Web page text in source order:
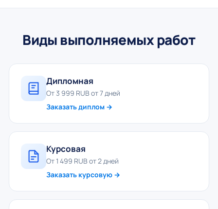
Виды выполняемых работ
Дипломная
От 3 999 RUB от 7 дней
Заказать диплом →
Курсовая
От 1 499 RUB от 2 дней
Заказать курсовую →